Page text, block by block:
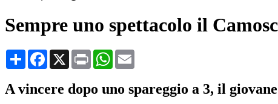
Sempre uno spettacolo il
CondividiFacebook
X Print WhatsApp
A vincere dopo uno spareggio a 3, il